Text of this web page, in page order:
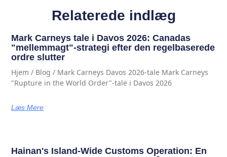
Relaterede indlæg
Mark Carneys tale i Davos 2026: Canadas
"mellemmagt"-strategi efter den regelbaserede
ordre slutter
Hjem / Blog / Mark Carneys Davos 2026-tale Mark Carneys
"Rupture in the World Order"-tale i Davos 2026
Læs Mere
Hainan's Island-Wide Customs Operation: En